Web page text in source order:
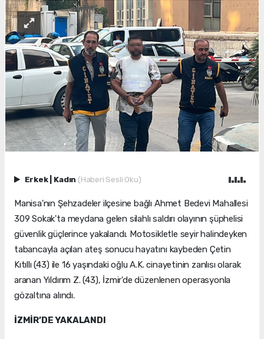
Erkek Kadın (Haberi Sesli Oku)
Manisa'nın Şehzadeler ilçesine bağlı Ahmet Bedevi Mahallesi
309 Sokak'ta meydana gelen silahlı saldırı olayının şüphelisi
güvenlik güçlerince yakalandı. Motosikletle seyir halindeyken
tabancayla açılan ateş sonucu hayatını kaybeden Çetin
Kıtıllı (43) ile 16 yaşındaki oğlu A.K. cinayetinin zanlısı olarak
aranan Yıldırım Z. (43), İzmir'de düzenlenen operasyonla
gözaltına alındı.
İZMİR’DE YAKALANDI